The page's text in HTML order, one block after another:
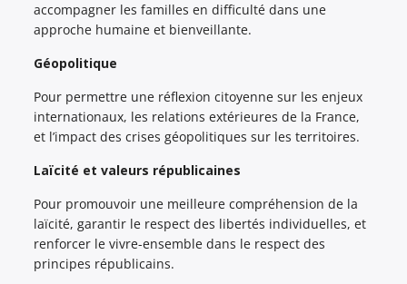
accompagner les familles en difficulté dans une
approche humaine et bienveillante.
Géopolitique
Pour permettre une réflexion citoyenne sur les enjeux
internationaux, les relations extérieures de la France,
et l’impact des crises géopolitiques sur les territoires.
Laïcité et valeurs républicaines
Pour promouvoir une meilleure compréhension de la
laïcité, garantir le respect des libertés individuelles, et
renforcer le vivre-ensemble dans le respect des
principes républicains.